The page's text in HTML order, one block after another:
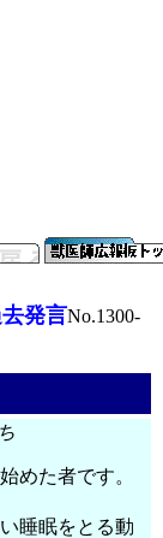
発言No.1300-
めた者です。
睡眠をとる動